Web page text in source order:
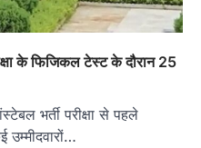
के फिजिकल टेस्ट के दौरान 25
भर्ती परीक्षा से पहले